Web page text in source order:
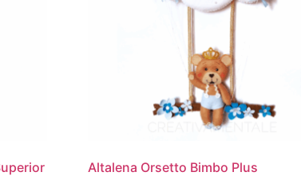
Altalena Orsetto Bimbo Plus